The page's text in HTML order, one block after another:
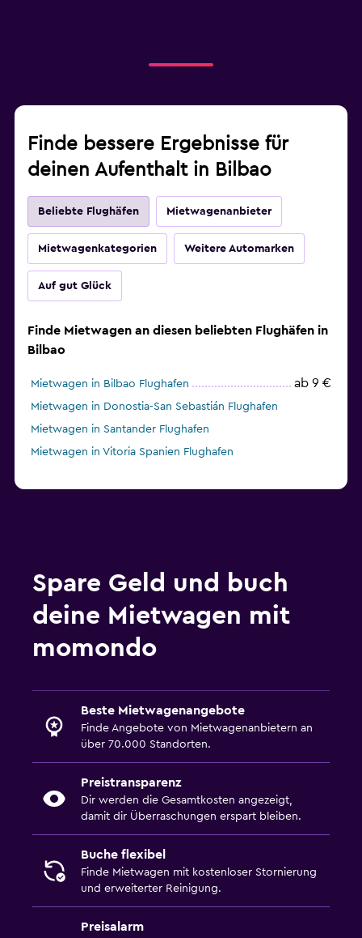
Finde bessere Ergebnisse für
deinen Aufenthalt in Bilbao
Beliebte Flughäfen Mietwagenanbieter
Mietwagenkategorien Weitere Automarken
Auf gut Glück
Finde Mietwagen an diesen beliebten Flughäfen in
Bilbao
Mietwagen in Bilbao Flughafen ab 9 €
Mietwagen in Donostia-San Sebastián Flughafen
Mietwagen in Santander Flughafen
Mietwagen in Vitoria Spanien Flughafen
Spare Geld und buch
deine Mietwagen mit
momondo
Beste Mietwagenangebote
Finde Angebote von Mietwagenanbietern an
über 70.000 Standorten.
Preistransparenz
Dir werden die Gesamtkosten angezeigt,
damit dir Überraschungen erspart bleiben.
Buche flexibel
Finde Mietwagen mit kostenloser Stornierung
und erweiterter Reinigung.
Preisalarm